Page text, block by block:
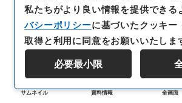
サムネイル 資料情報 全画面
私たちがより良い情報を提供できる
バシーポリシーに基づいたクッキ
取得と利用に同意をお願いいたしま
必要最小限